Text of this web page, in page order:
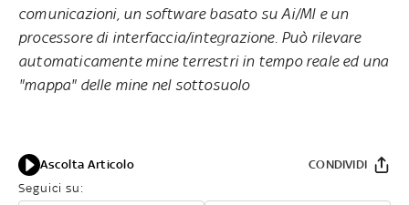
comunicazioni, un software basato su Ai/Ml e un
processore di interfaccia/integrazione. Può rilevare
automaticamente mine terrestri in tempo reale ed una
"mappa" delle mine nel sottosuolo
Ascolta Articolo
Seguici su:
CONDIVIDI